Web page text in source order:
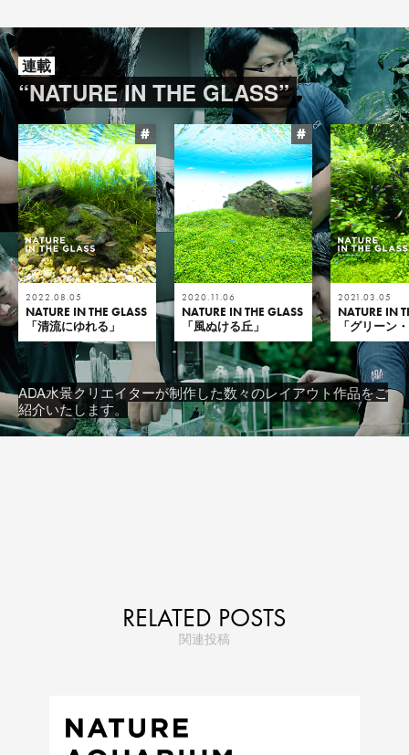
連載
“NATURE IN THE GLASS”
#
2022.08.05
NATURE IN THE GLASS
「清流にゆれる」
#
2020.11.06
NATURE IN THE GLASS
「風ぬける丘」
2021.03.05
NATURE IN
「グリーン
ADA水景クリエイターが制作した数々のレイアウト作品をご
紹介いたします。
RELATED POSTS
関連投稿